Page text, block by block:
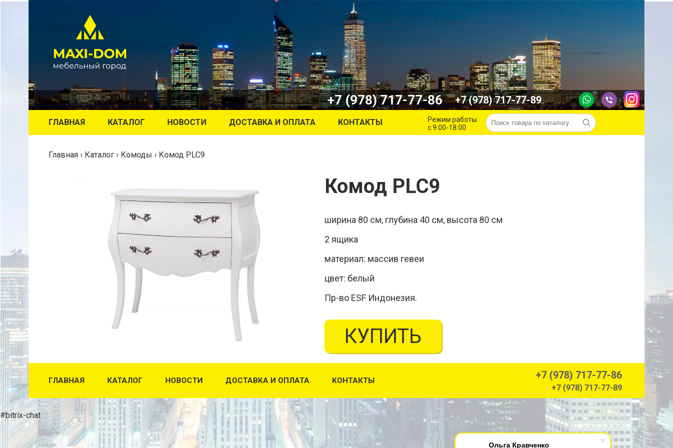
Ольга Кравченко
+7 (978) 717-77-86 +7 (978) 717-77-89
#
ГЛАВНАЯ
КАТАЛОГ НОВОСТИ ДОСТАВКА И ОПЛАТА КОНТАКТЫ
Режим работы:
c 9:00-18:00
Главная › Каталог › Комоды › Комод PLC9
Комод PLC9
ширина 80 см, глубина 40 см, высота 80 см
2 ящика
материал: массив гевеи
цвет: белый
Пр-во ESF Индонезия.
КУПИТЬ
ГЛАВНАЯ КАТАЛОГ НОВОСТИ ДОСТАВКА И ОПЛАТА КОНТАКТЫ +7 (978) 717-77-86
+7 (978) 717-77-89
#bitrix-chat